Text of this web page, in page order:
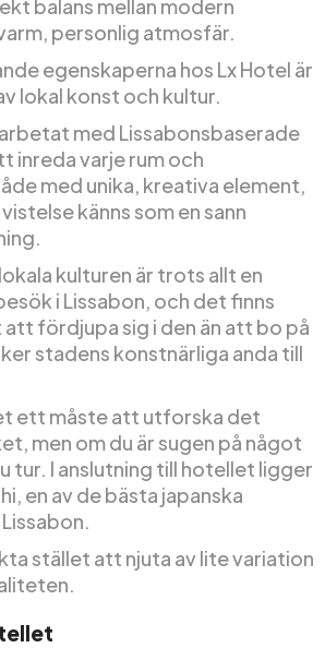
balans mellan modern
personlig atmosfär.
egenskaperna hos Lx Hotel är
lokal konst och kultur.
med Lissabonsbaserade
inreda varje rum och
med unika, kreativa element,
känns som en sann
kulturen är trots allt en
i Lissabon, och det finns
fördjupa sig i den än att bo på
stadens konstnärliga anda till
ett måste att utforska det
men om du är sugen på något
tur. I anslutning till hotellet ligger
en av de bästa japanska
stället att njuta av lite variation